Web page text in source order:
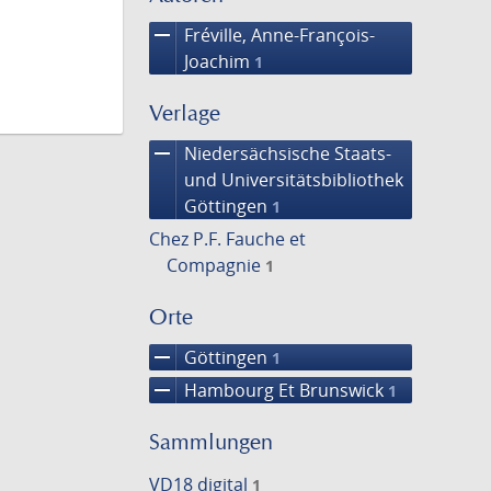
remove
Fréville, Anne-François-
Joachim 1
Verlage
remove
Niedersächsische Staats-
und Universitätsbibliothek
Göttingen 1
Chez P.F. Fauche et
Compagnie 1
Orte
remove Göttingen 1
remove Hambourg Et Brunswick 1
Sammlungen
VD18 digital 1